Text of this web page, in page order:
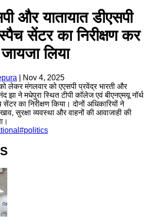
और यातायात डीएसपी
सेंटर का निरीक्षण कर
लिया
Nov 4, 2025
को लेकर मंगलवार को एएसपी प्रवेंद्र भारती और
झा ने मधेपुरा स्थित टीपी कॉलेज एवं बीएनएमयू नॉर्थ
का निरीक्षण किया। दोनों अधिकारियों ने
सुरक्षा व्यवस्था और वाहनों की आवाजाही की
#politics